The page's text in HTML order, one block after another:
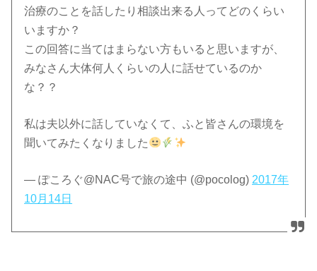
治療のことを話したり相談出来る人ってどのくらい
いますか？
この回答に当てはまらない方もいると思いますが、
みなさん大体何人くらいの人に話せているのか
な？？
私は夫以外に話していなくて、ふと皆さんの環境を
聞いてみたくなりました
— ぽころぐ@NAC号で旅の途中 (@pocolog) 2017年
10月14日